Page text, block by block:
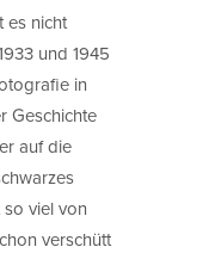
es nicht
und 1945
in
Geschichte
auf die
viel von
verschütt